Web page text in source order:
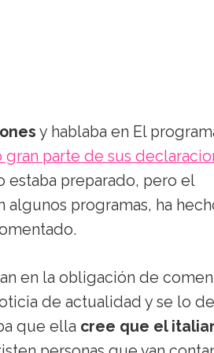
y hablaba en El
gran parte de sus
estaba preparado, pero el
programas, ha
en la obligación de
de actualidad y se lo
que ella cree que el